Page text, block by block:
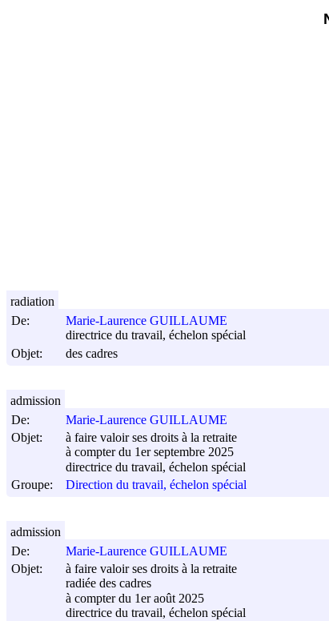
De:
Marie-Laurence GUILLAUME
directrice du travail, échelon spécial
Objet:
des cadres
radiation
De:
Marie-Laurence GUILLAUME
Objet:
à faire valoir ses droits à la retraite
à compter du 1er septembre 2025
directrice du travail, échelon spécial
Groupe:
Direction du travail, échelon spécial
admission
De:
Marie-Laurence GUILLAUME
Objet:
à faire valoir ses droits à la retraite
radiée des cadres
à compter du 1er août 2025
directrice du travail, échelon spécial
admission